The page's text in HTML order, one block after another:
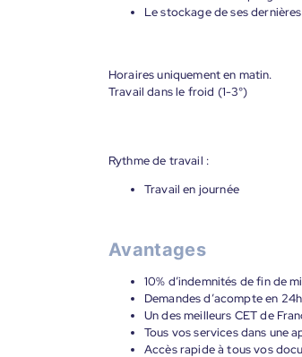
Le stockage de ses
Horaires uniquement en matin.
Travail dans le froid (1-3°)
Rythme de travail :
Travail en journée
Avantages
10% d’indemnités de fin de
Demandes d’acompte en 24h
Un des meilleurs CET de
Tous vos services dans une
Accès rapide à tous vos